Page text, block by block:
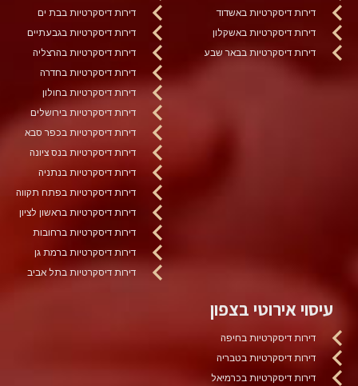
דירות דיסקרטיות באשדוד
דירות דיסקרטיות באשקלון
דירות דיסקרטיות בבאר שבע
דירות דיסקרטיות בבת ים
דירות דיסקרטיות בגבעתיים
דירות דיסקרטיות בהרצליה
דירות דיסקרטיות בחדרה
דירות דיסקרטיות בחולון
דירות דיסקרטיות בירושלים
דירות דיסקרטיות בכפר סבא
דירות דיסקרטיות בנס ציונה
דירות דיסקרטיות בנתניה
דירות דיסקרטיות בפתח תקווה
דירות דיסקרטיות בראשון לציון
דירות דיסקרטיות ברחובות
דירות דיסקרטיות ברמת גן
דירות דיסקרטיות בתל אביב
עיסוי אירוטי בצפון
דירות דיסקרטיות בחיפה
דירות דיסקרטיות בטבריה
דירות דיסקרטיות בכרמיאל